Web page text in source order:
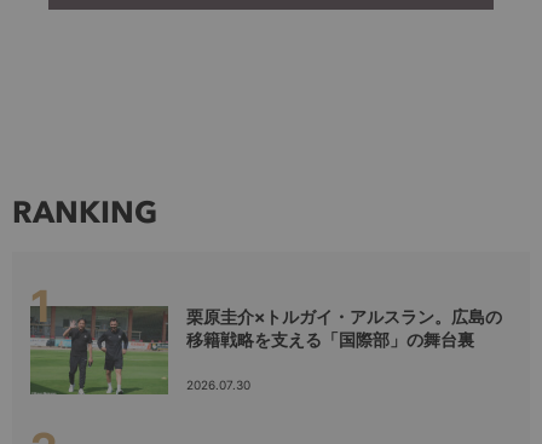
RANKING
栗原圭介×トルガイ・アルスラン。広島の
移籍戦略を支える「国際部」の舞台裏
2026.07.30